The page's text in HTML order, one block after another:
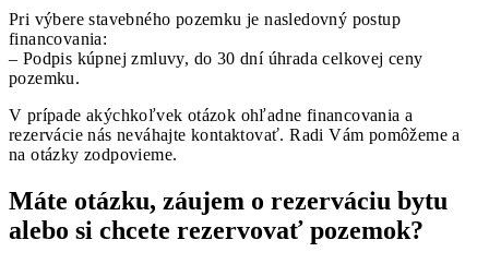
Pri výbere stavebného pozemku je nasledovný postup
financovania:
– Podpis kúpnej zmluvy, do 30 dní úhrada celkovej ceny
pozemku.
V prípade akýchkoľvek otázok ohľadne financovania a
rezervácie nás neváhajte kontaktovať. Radi Vám pomôžeme a
na otázky zodpovieme.
Máte otázku, záujem o rezerváciu bytu
alebo si chcete rezervovať pozemok?